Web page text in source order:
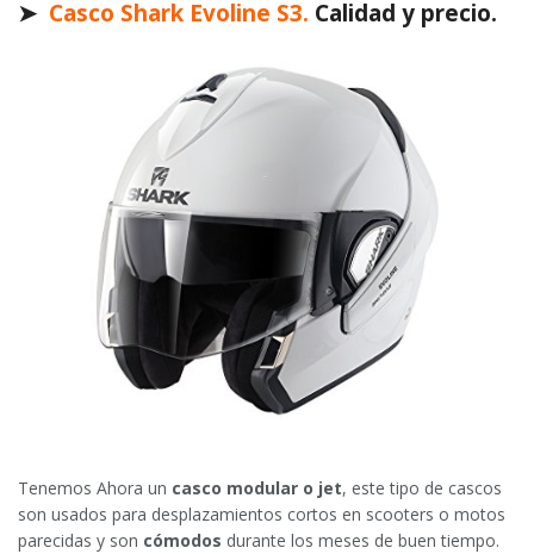
➤ Casco Shark Evoline S3. Calidad y precio.
Tenemos Ahora un casco modular o jet, este tipo de cascos
son usados para desplazamientos cortos en scooters o motos
parecidas y son cómodos durante los meses de buen tiempo.